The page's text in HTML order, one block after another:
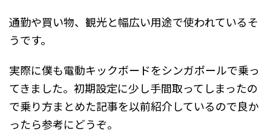
通勤や買い物、観光と幅広い用途で使われているそ
うです。
実際に僕も電動キックボードをシンガポールで乗っ
てきました。初期設定に少し手間取ってしまったの
で乗り方まとめた記事を以前紹介しているので良か
ったら参考にどうぞ。